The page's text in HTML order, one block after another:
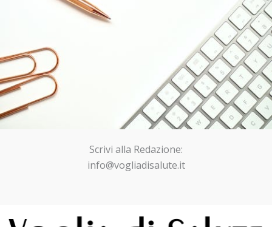
Scrivi alla Redazione:
info@vogliadisalute.it